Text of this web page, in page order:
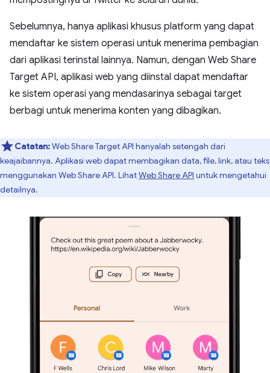
Sebelumnya, hanya aplikasi khusus platform yang dapat
mendaftar ke sistem operasi untuk menerima pembagian
dari aplikasi terinstal lainnya. Namun, dengan Web Share
Target API, aplikasi web yang diinstal dapat mendaftar
ke sistem operasi yang mendasarinya sebagai target
berbagi untuk menerima konten yang dibagikan.
Catatan:Web Share Target API hanyalah setengah dari
keajaibannya. Aplikasi web dapat membagikan data, file, link, atau teks
menggunakan Web Share API. LihatWeb Share API untuk mengetahui
detailnya.